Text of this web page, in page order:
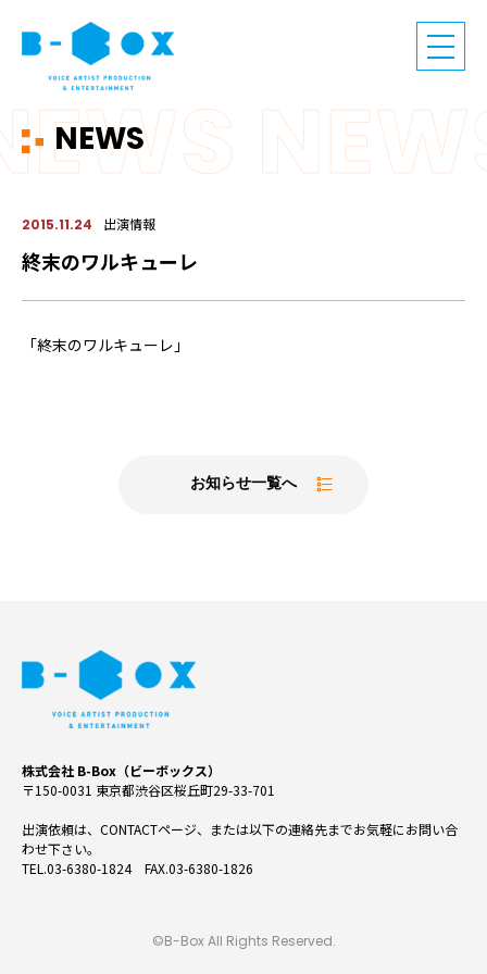
NEWS
2015.11.24 出演情報
終末のワルキューレ
「終末のワルキューレ」
お知らせ一覧へ
株式会社 B-Box（ビーボックス）
〒150-0031 東京都渋谷区桜丘町29-33-701
出演依頼は、CONTACTページ、または以下の連絡先までお気軽にお問い合
わせ下さい。
TEL.03-6380-1824 FAX.03-6380-1826
©B-Box All Rights Reserved.